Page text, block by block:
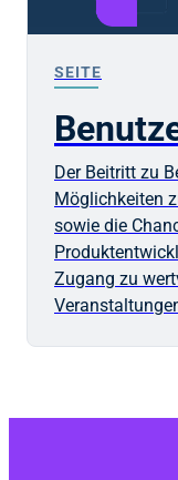
SEITE
Der Beitritt zu
Möglichkeiten
sowie die
Zugang zu